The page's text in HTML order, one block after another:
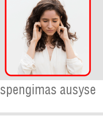
spengimas ausyse